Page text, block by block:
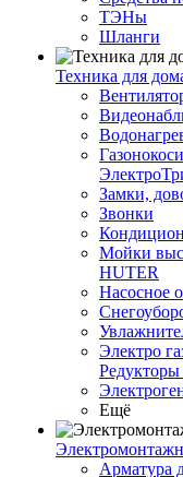
ТЭНы
Шланги
Техника для
Замки,
Звонки
Мойки
HUTER
Насосное
Электро
Редукторы
Ещё
Арматура